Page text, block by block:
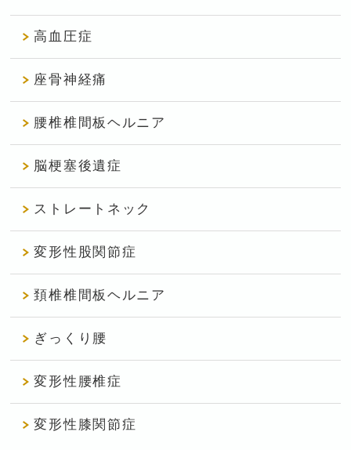
高血圧症
座骨神経痛
腰椎椎間板ヘルニア
脳梗塞後遺症
ストレートネック
変形性股関節症
頚椎椎間板ヘルニア
ぎっくり腰
変形性腰椎症
変形性膝関節症